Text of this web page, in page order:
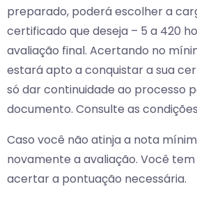
preparado, poderá escolher a
certificado que deseja – 5 a 420
avaliação final. Acertando no
estará apto a conquistar a sua
só dar continuidade ao processo
documento. Consulte as
Caso você não atinja a nota
novamente a avaliação. Você
acertar a pontuação necessária.